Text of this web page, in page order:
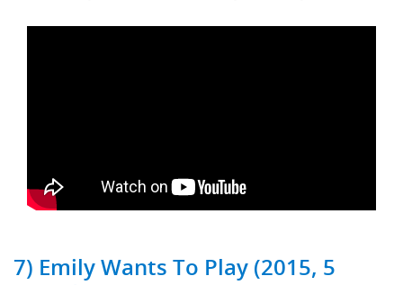
7) Emily Wants To Play (2015, 5